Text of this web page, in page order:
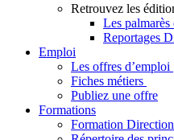
Retrouvez les
Les
Reportages
Emploi
Les offres d’emploi
Fiches métiers
Publiez une offre
Formations
Formation